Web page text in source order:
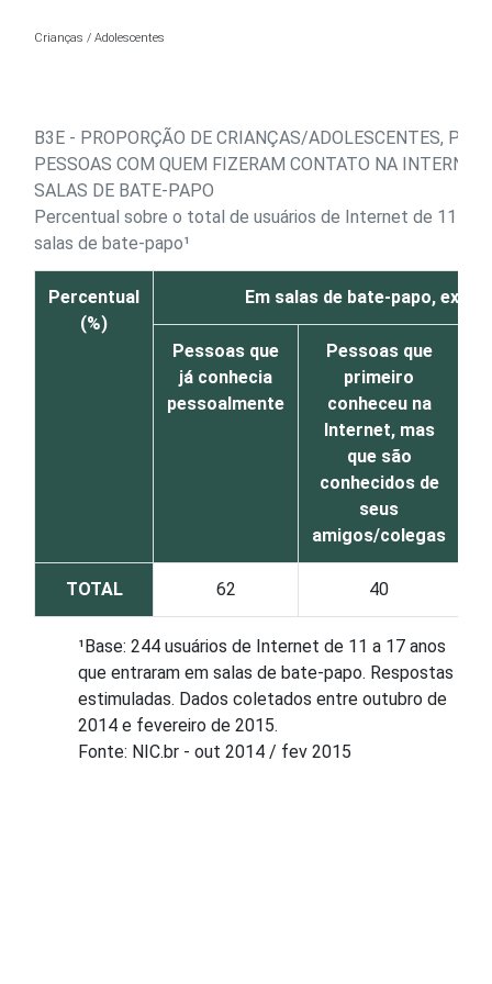
Crianças / Adolescentes
B3E - PROPORÇÃO DE CRIANÇAS/ADOLESCENTES, POR
PESSOAS COM QUEM FIZERAM CONTATO NA
SALAS DE BATE-PAPO
Percentual sobre o total de usuários de Internet de 11 a
salas de bate-papo¹
Percentual
(%)
Em salas de bate-papo,
Pessoas que
já conhecia
pessoalmente
Pessoas que
primeiro
conheceu na
Internet, mas
que são
conhecidos de
seus
amigos/colegas
TOTAL 62 40
¹Base: 244 usuários de Internet de 11 a 17 anos
que entraram em salas de bate-papo. Respostas
estimuladas. Dados coletados entre outubro de
2014 e fevereiro de 2015.
Fonte: NIC.br - out 2014 / fev 2015